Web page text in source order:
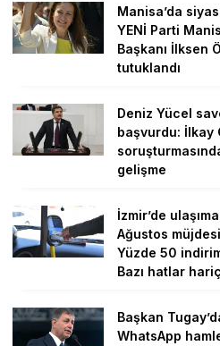
Manisa’da
YENİ Parti
Başkanı İlksen
tutuklandı
Deniz Yücel
başvurdu: İlkay
gelişme
İzmir’de
Ağustos
Yüzde 50
Bazı hatlar
Başkan
WhatsApp